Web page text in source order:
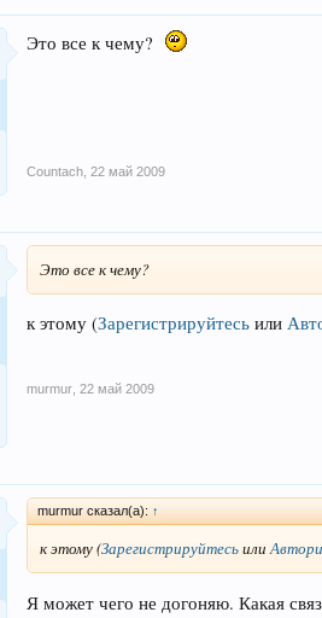
Это все к чему?
Countach 22 май 2009
Это все к чему?
к этому(Зарегистрируйтесь или
murmur 22 май 2009
murmur сказал(а): ↑
к этому(Зарегистрируйтесьили
Я может чего не догоняю. Какая